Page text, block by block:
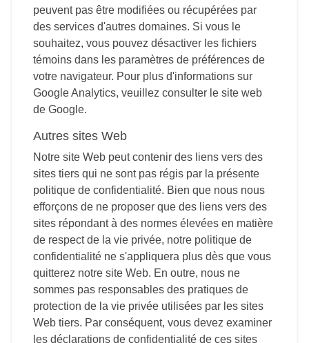
peuvent pas être modifiées ou récupérées par
des services d'autres domaines. Si vous le
souhaitez, vous pouvez désactiver les fichiers
témoins dans les paramètres de préférences de
votre navigateur. Pour plus d'informations sur
Google Analytics, veuillez consulter le site web
de Google.
Autres sites Web
Notre site Web peut contenir des liens vers des
sites tiers qui ne sont pas régis par la présente
politique de confidentialité. Bien que nous nous
efforçons de ne proposer que des liens vers des
sites répondant à des normes élevées en matière
de respect de la vie privée, notre politique de
confidentialité ne s'appliquera plus dès que vous
quitterez notre site Web. En outre, nous ne
sommes pas responsables des pratiques de
protection de la vie privée utilisées par les sites
Web tiers. Par conséquent, vous devez examiner
les déclarations de confidentialité de ces sites